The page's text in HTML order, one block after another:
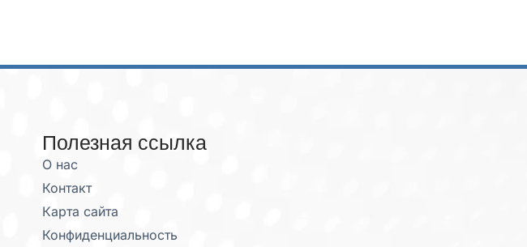
Полезная ссылка
О нас
Контакт
Карта сайта
Конфиденциальность